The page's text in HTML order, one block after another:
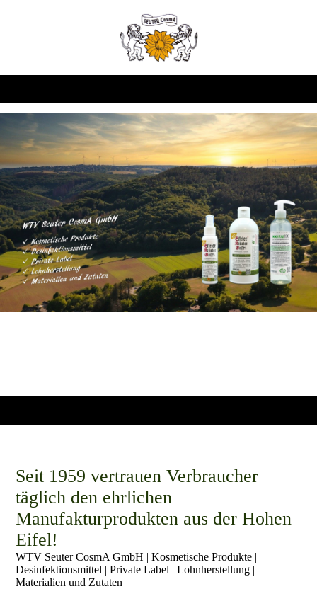
Seit 1959 vertrauen Verbraucher
täglich den ehrlichen
Manufakturprodukten aus der Hohen
Eifel!
WTV Seuter CosmA GmbH | Kosmetische Produkte |
Desinfektionsmittel | Private Label | Lohnherstellung |
Materialien und Zutaten